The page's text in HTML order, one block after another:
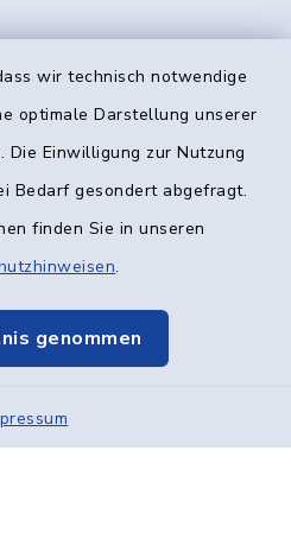
wir technisch notwendige
optimale Darstellung unserer
Die Einwilligung zur Nutzung
Bedarf gesondert abgefragt.
finden Sie in unseren
.
genommen
Kommunikation